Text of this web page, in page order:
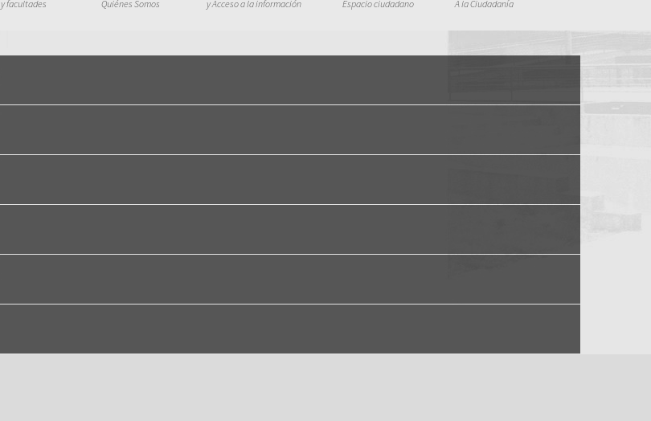
y facultades Quiénes Somos y Acceso a la información Espacio ciudadano A la Ciudadanía